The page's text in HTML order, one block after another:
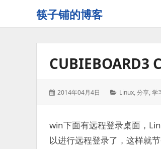
筷子铺的博客
录
CUBIEBOARD3
发
2014年04月4日
分
Linux,分享,学
win下面有远程登录桌面，
以进行远程登录了，这样就